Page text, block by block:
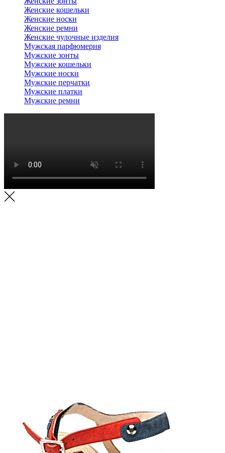
Женские кошельки
Женские носки
Женские ремни
Женские чулочные изделия
Мужская парфюмерия
Мужские зонты
Мужские кошельки
Мужские носки
Мужские перчатки
Мужские платки
Мужские ремни